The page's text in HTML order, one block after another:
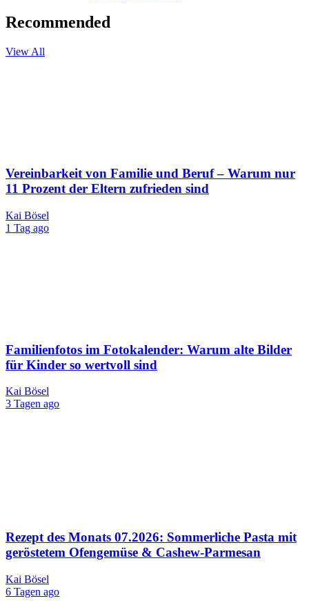
Recommended
View All
Vereinbarkeit von Familie und Beruf – Warum nur
11 Prozent der Eltern zufrieden sind
Kai Bösel
1 Tag ago
Familienfotos im Fotokalender: Warum alte Bilder
für Kinder so wertvoll sind
Kai Bösel
3 Tagen ago
Rezept des Monats 07.2026: Sommerliche Pasta mit
geröstetem Ofengemüse & Cashew-Parmesan
Kai Bösel
6 Tagen ago